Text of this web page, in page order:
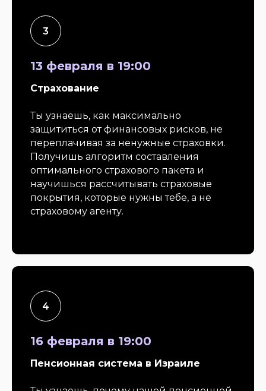
13 февраля в 19:00
Страхование
Ты узнаешь, как максимально
защититься от финансовых рисков, не
переплачивая за ненужные страховки.
Получишь алгоритм составления
оптимального страхового пакета и
научишься рассчитывать страховые
покрытия, которые нужны тебе, а не
страховому агенту.
16 февраля в 19:00
Пенсионная система в Израиле